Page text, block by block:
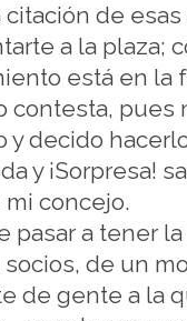
citación de
a la plaza;
está en la
contesta, pues
y decido
y ¡Sorpresa!
mi concejo.
pasar a tener
de un
de gente a la